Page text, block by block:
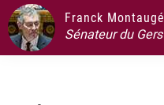
Passer
au
contenu
Passer
la
Passer
au
pied
Franck Montaugé
Sénateur du Gers